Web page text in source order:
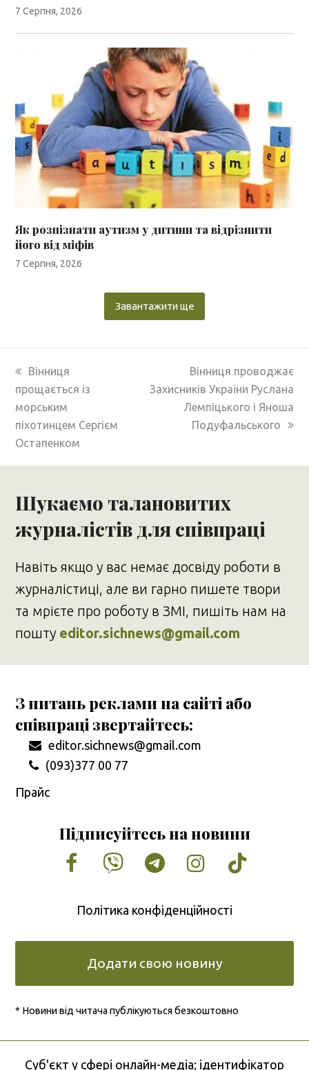
7 Серпня, 2026
Як розпізнати аутизм у дитини та відрізнити
його від міфів
7 Серпня, 2026
Завантажити ще
previous
post:
Вінниця
прощається із
морським
піхотинцем Сергієм
Остапенком
next
post:
Вінниця проводжає
Захисників України Руслана
Лемпіцького і Яноша
Подуфальського
Шукаємо талановитих
журналістів для співпраці
Навіть якщо у вас немає досвіду роботи в
журналістиці, але ви гарно пишете твори
та мрієте про роботу в ЗМІ, пишіть нам на
пошту editor.sichnews@gmail.com
З питань реклами на сайті або
співпраці звертайтесь:
editor.sichnews@gmail.com
(093)377 00 77
Прайс
Підписуйтесь на новини
Facebook
VimeoTumblrInstagram
Tiktok
Політика конфіденційності
Додати свою новину
* Новини від читача публікуються безкоштовно
Cуб'єкт у сфері онлайн-медіа; ідентифікатор